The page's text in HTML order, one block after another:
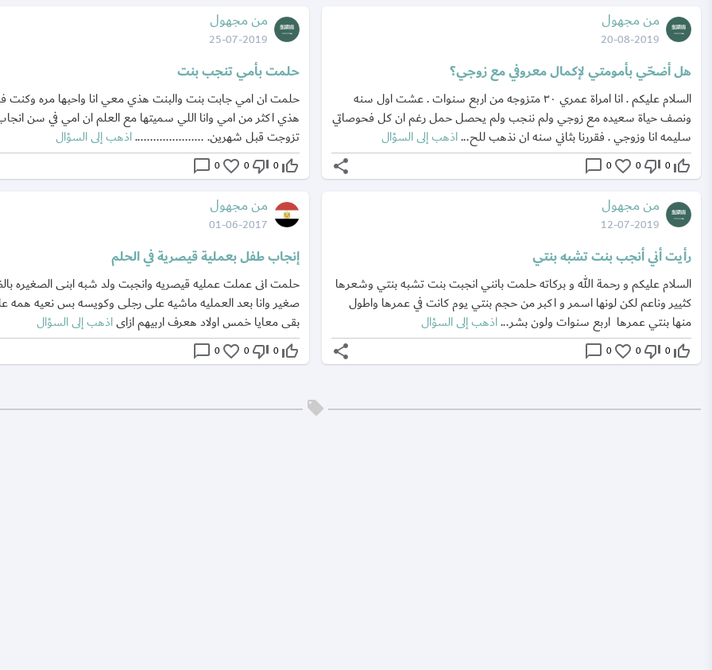
من مجهول
20-08-2019
هل أضحّي بأمومتي لإكمال معروفي مع زوجي؟
السلام عليكم . انا امراة عمري ٣٠ متزوجه من اربع سنوات . عشت اول سنه
ونصف حياة سعيده مع زوجي ولم ننجب ولم يحصل حمل رغم ان كل فحوصاتي
سليمه انا وزوجي . فقررنا بثاني سنه ان نذهب للح...اذهب إلى السؤال
thumb_up_off_alt
0
thumb_down_off_alt
0
favorite_border
0
chat_bubble_outline
share
من مجهول
25-07-2019
حلمت بأمي تنجب بنت
حلمت ان امي جابت بنت والبنت هذي معي انا واحبها مره وكنت
هذي اكثر من امي وانا اللي سميتها مع العلم ان امي في سن انجاب
تزوجت قبل شهرين. ......................اذهب إلى السؤال
thumb_up_off_alt
0
thumb_down_off_alt
0
favorite_border
0
chat_bubble_outline
من مجهول
12-07-2019
رأيت أني أنجب بنت تشبه بنتي
السلام عليكم و رحمة الله و بركاته حلمت بانني انجبت بنت تشبه بنتي وشعرها
كثيير وناعم لكن لونها اسمر و اكبر من حجم بنتي يوم كانت في عمرها واطول
منها بنتي عمرها اربع سنوات ولون بشر...اذهب إلى السؤال
thumb_up_off_alt
0
thumb_down_off_alt
0
favorite_border
0
chat_bubble_outline
share
من مجهول
01-06-2017
إنجاب طفل بعملية قيصرية في الحلم
حلمت انى عملت عمليه قيصريه وانجبت ولد شبه ابنى الصغيره
صغير وانا بعد العمليه ماشيه على رجلى وكويسه بس نعيه همه
بقى معايا خمس اولاد هعرف اربيهم ازاىاذهب إلى السؤال
thumb_up_off_alt
0
thumb_down_off_alt
0
favorite_border
0
chat_bubble_outline